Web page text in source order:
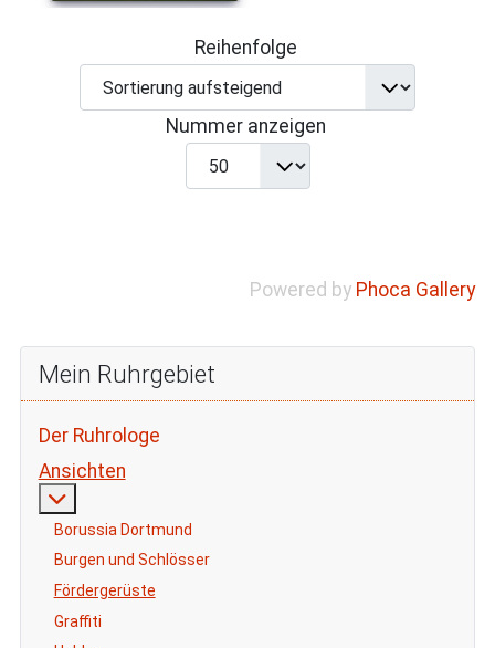
Reihenfolge
Nummer anzeigen
Powered by Phoca Gallery
Mein Ruhrgebiet
Der Ruhrologe
Ansichten
Weitere Informationen: Ansichten
Borussia Dortmund
Burgen und Schlösser
Fördergerüste
Graffiti